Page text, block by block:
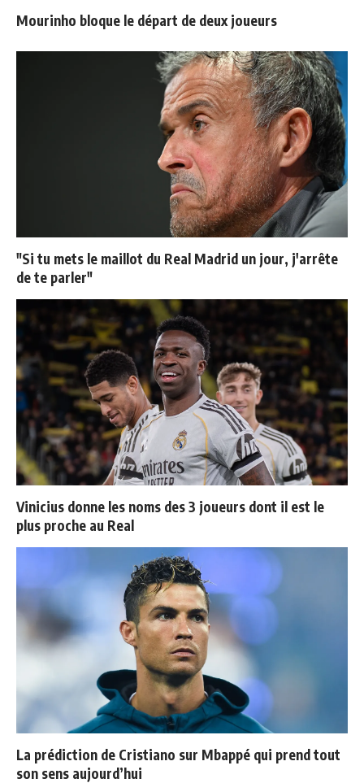
Mourinho bloque le départ de deux joueurs
"Si tu mets le maillot du Real Madrid un jour, j'arrête
de te parler"
Vinicius donne les noms des 3 joueurs dont il est le
plus proche au Real
La prédiction de Cristiano sur Mbappé qui prend tout
son sens aujourd’hui